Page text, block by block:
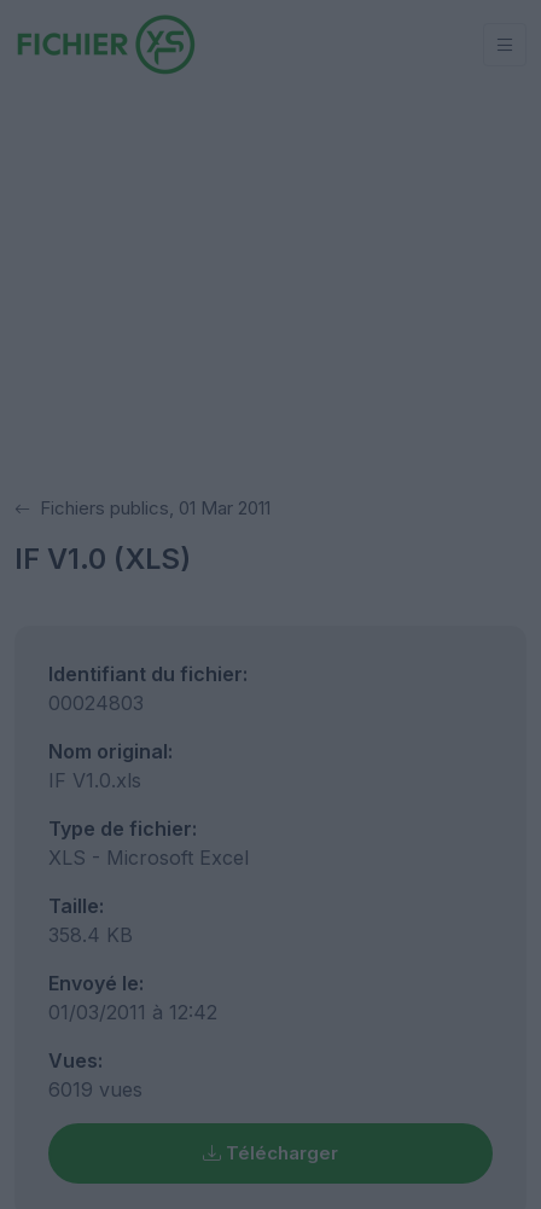
Fichiers publics, 01 Mar 2011
IF V1.0 (XLS)
Identifiant du fichier:
00024803
Nom original:
IF V1.0.xls
Type de fichier:
XLS - Microsoft Excel
Taille:
358.4 KB
Envoyé le:
01/03/2011 à 12:42
Vues:
6019 vues
Télécharger